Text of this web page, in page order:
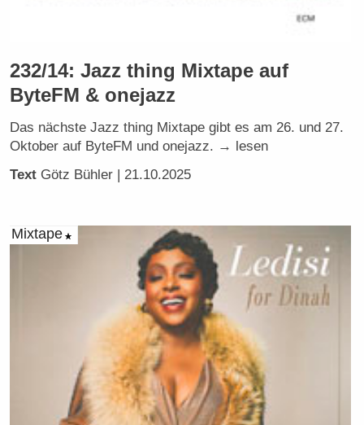
232/14: Jazz thing Mixtape auf
ByteFM & onejazz
Das nächste Jazz thing Mixtape gibt es am 26. und 27.
Oktober auf ByteFM und onejazz. → lesen
Text Götz Bühler | 21.10.2025
Mixtape